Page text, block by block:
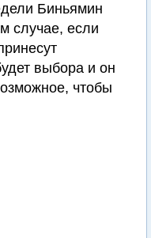
Биньямин
случае, если
выбора и он
чтобы